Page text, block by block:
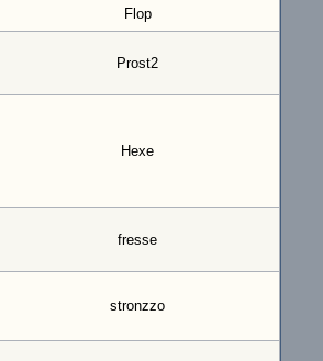
Flop
Prost2
Hexe
fresse
stronzzo